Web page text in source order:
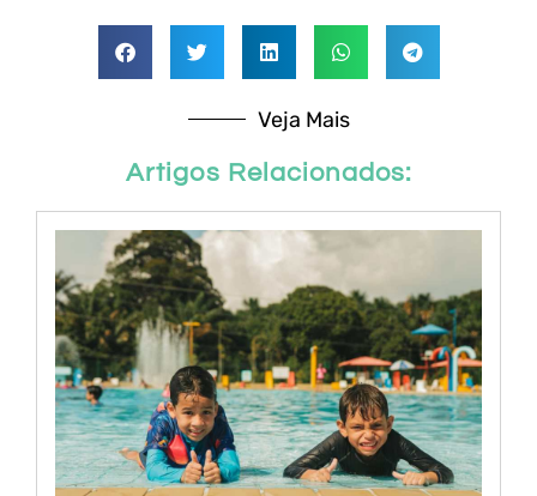
Veja Mais
Artigos Relacionados: